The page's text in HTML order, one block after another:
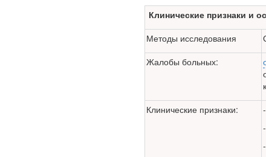
Клинические признаки и
Методы исследования
Жалобы больных:
Клинические призна­ки: